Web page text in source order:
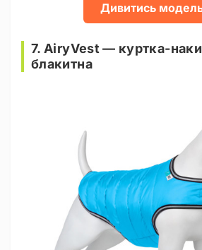
Дивитись
7. AiryVest — куртка-
блакитна